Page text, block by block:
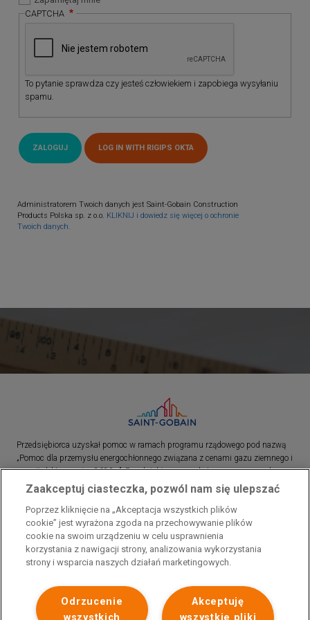
CAPTCHA
To pytanie sprawdza czy jesteś człowiekiem i zapobiega wysyłaniu
spamu.
Administratorem Twoich danych jest Saint-Gobain Construction
Products Polska sp. z o.o. KLIKNIJ i dowiedz się więcej o ochronie
Twoich danych.
Przedsiębiorca uzyskał pomoc w ramach programu rządowego pod nazwą
„Pomoc dla przemysłu energochłonnego związana z cenami gazu ziemnego i
energii elektrycznej w 2023 r.”. Przedsiębiorca uzyskał pomoc w ramach
programu rządowego pod nazwą: „Pomoc dla sektorów energochłonnych
związana z nagłymi wzrostami cen gazu ziemnego i energii elektrycznej w
2022 r.”
Zaakceptuj ciasteczka, pozwól nam się ulepszać
Poprzez kliknięcie na „Akceptacja wszystkich plików
cookie” jest wyrażona zgoda na przechowywanie plików
cookie na swoim urządzeniu w celu usprawnienia
korzystania z nawigacji strony, analizowania wykorzystania
strony i wsparcia naszych działań marketingowych.
Akceptuję
wszystkie pliki
Odrzucenie
wszystkich